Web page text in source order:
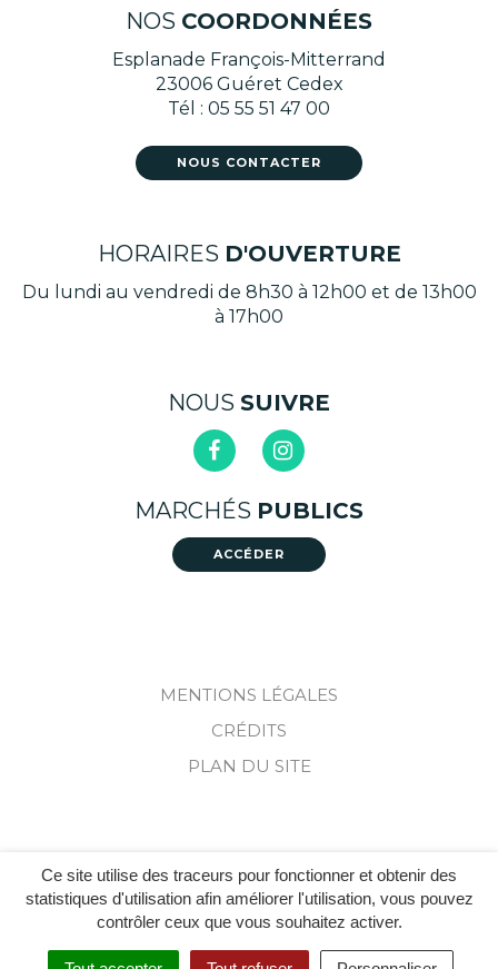
Ce site utilise des traceurs pour fonctionner et obtenir des
statistiques d'utilisation afin améliorer l'utilisation, vous pouvez
contrôler ceux que vous souhaitez activer.
NOS COORDONNÉES
Esplanade François-Mitterrand
23006 Guéret Cedex
Tél : 05 55 51 47 00
NOUS CONTACTER
HORAIRES D'OUVERTURE
Du lundi au vendredi de 8h30 à 12h00 et de 13h00
à 17h00
NOUS SUIVRE
Lien
vers
le
compte
Lien
vers
le
compte
MARCHÉS PUBLICS
ACCÉDER
MENTIONS LÉGALES
CRÉDITS
PLAN DU SITE